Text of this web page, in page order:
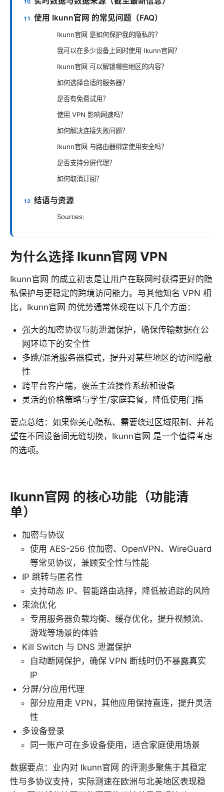
使用 Ikunn官网 的常见问题（FAQ）
Ikunn官网 是如何保护我的隐私的？
我可以在多少设备上同时使用 Ikunn官网？
Ikunn官网 可以解锁哪些地区的内容？
如何选择合适的服务器？
是否有免费试用？
使用 VPN 影响网速吗？
如何解决连接失败问题？
Ikunn官网 与路由器绑定使用安全吗？
是否支持分屏代理？
如何取消订阅？
结语与资源
Sources:
为什么选择 Ikunn官网 VPN
Ikunn官网 的成立初衷是让用户在联网时获得更好的隐
私保护与更稳定的跨境访问能力。与其他知名 VPN 相
比，Ikunn官网 的优势通常体现在以下几个方面：
强大的加密协议与防泄漏保护，确保传输数据在公
网环境下的安全性
多跳/混淆服务器模式，提升对某些地区的访问隐蔽
性
跨平台客户端，覆盖主流操作系统和设备
灵活的价格策略与学生/家庭套餐，降低使用门槛
要点总结：如果你关心隐私、需要绕过区域限制、并希
望在不同设备间无缝切换，Ikunn官网 是一个值得考虑
的选项。
Ikunn官网 的核心功能（功能清
单）
加密与协议
使用 AES-256 位加密、OpenVPN、WireGuard
等常见协议，兼顾安全性与性能
IP 跳转与匿名性
支持动态 IP、智能路由选择，降低被追踪的风险
束流优化
专用服务器负载均衡、缓存优化，提升视频流、
游戏等场景的体验
Kill Switch 与 DNS 泄漏保护
自动断网保护，确保 VPN 断线时仍不暴露真实
IP
分屏/分应用代理
部分应用走 VPN，其他应用保持直连，提升灵活
性
多设备登录
同一账户可在多设备使用，适合家庭使用场景
数据要点：业内对 Ikunn官网 的评测多聚焦于其稳定
性与多协议支持，实际测速在欧洲与北美地区表现稳